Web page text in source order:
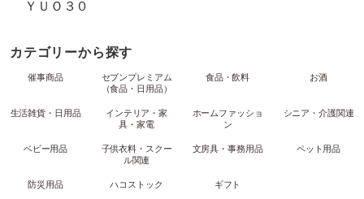
ＹＵＯ３０
カテゴリーから探す
催事商品
セブンプレミアム
（食品・日用品）
食品・飲料 お酒
生活雑貨・日用品
インテリア・家
具・家電
ホームファッショ
ン
シニア・介護関連
ベビー用品
子供衣料・スクー
ル関連
文房具・事務用品 ペット用品
防災用品 ハコストック ギフト